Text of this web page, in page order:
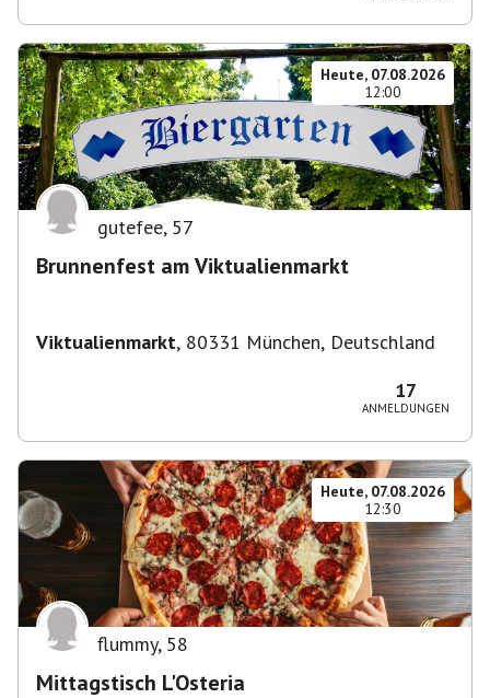
Heute, 07.08.2026
12:00
gutefee, 57
Brunnenfest am Viktualienmarkt
Viktualienmarkt, 80331 München, Deutschland
17
ANMELDUNGEN
Heute, 07.08.2026
12:30
flummy, 58
Mittagstisch L'Osteria